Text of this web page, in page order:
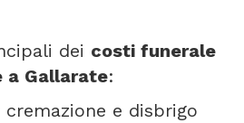
dei costi funerale
a Gallarate:
cremazione e disbrigo